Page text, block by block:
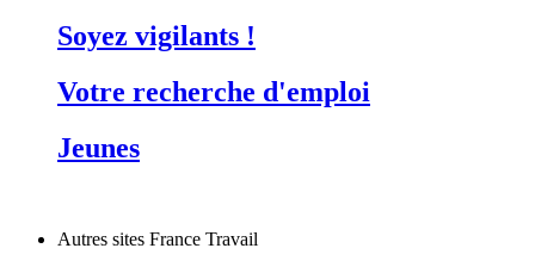
Soyez vigilants !
Votre recherche d'emploi
Jeunes
Autres sites France Travail